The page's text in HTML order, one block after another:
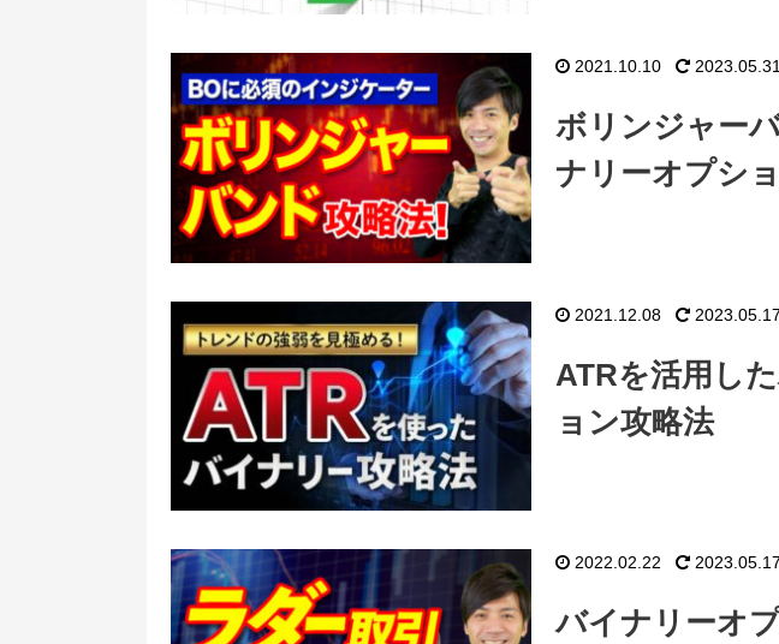
2021.10.10 2023.05.31
ボリンジャー
ナリーオプシ
2021.12.08 2023.05.17
ATRを活用し
ョン攻略法
2022.02.22 2023.05.17
バイナリーオ